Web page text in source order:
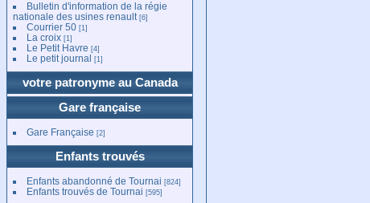
Bulletin d'information de la régie
nationale des usines renault [6]
Courrier 50 [1]
La croix [1]
Le Petit Havre [4]
Le petit journal [1]
votre patronyme au Canada
Gare française
Gare Française [2]
Enfants trouvés
Enfants abandonné de Tournai [824]
Enfants trouvés de Tournai [595]